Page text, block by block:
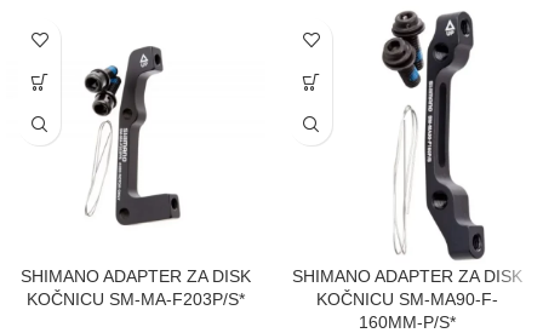
SHIMANO ADAPTER ZA DISK
KOČNICU SM-MA-F203P/S*
SHIMANO ADAPTER ZA DISK
KOČNICU SM-MA90-F-
160MM-P/S*